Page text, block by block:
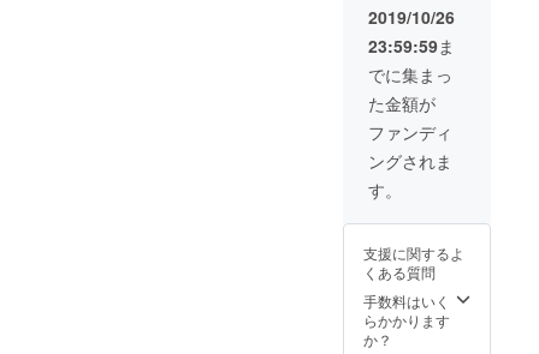
す。各枠ごとに
リターンがござ
いますのでご注
意ください。 ※
３）ホールキャ
ストから２名ご
指名ください。
（キャストの
ページはこち
ら）
ss.amebaownd.
com/pages/205
8958/gallery
１）診察券はご
前】【生年月
日】【性別】を
お入れすること
ができますので
備考欄にご記入
ください。 ※
２）優先予約番
号をお送り致し
ますので、ご予
約が開始されま
したらご予約
フォームの備考
欄にご記入くだ
さい。同行者１
名様まで可、計
２名様までのご
2019/10/26
23:59:59ま
でに集まっ
た金額が
ファンディ
ングされま
す。
支援に関するよ
くある質問
手数料はいく
らかかります
か？